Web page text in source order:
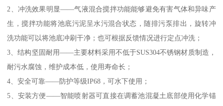
2、冲洗效果明显——气液混合搅拌功能能够避免有害气体和异味产
生，搅拌功能将池底污泥呈水污混合状态，随排污泵排出，旋转冲
洗功能可以将池底冲刷干净；也可根据反馈情况进行定点冲洗；
3、结构坚固耐用——主要材料采用不低于SUS304不锈钢材质制造，
耐污水腐蚀，维护成本低，使用寿命长；
4、安全可靠——防护等级IP68，可水下使用；
5、安装方便——智能喷射器可直接在调蓄池混凝土底部使用化学锚